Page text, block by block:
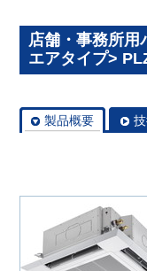
店舗・事務所用
エアタイプ>
製品概要